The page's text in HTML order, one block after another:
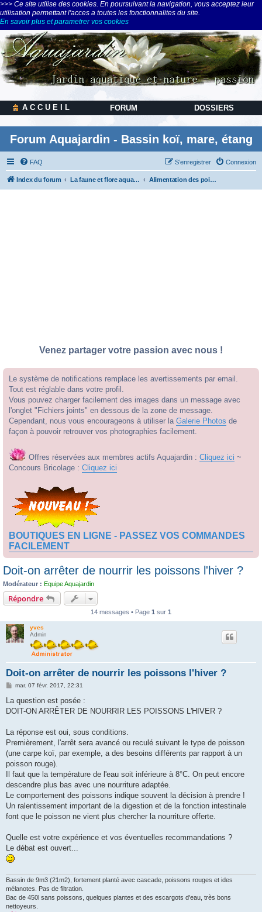
>>> Ce site utilise des cookies. En poursuivant la navigation, vous acceptez leur
utilisation permettant l'acces a toutes les fonctionnalites du site.
En savoir plus et parametrer vos cookies
A C C U E I L FORUM DOSSIERS
Forum Aquajardin - Bassin koï, mare, étang
FAQ Connexion
S’enregistrer
Index du forum La faune et flore aquatiques, la nature Alimentation des poissons
Venez partager votre passion avec nous !
Le système de notifications remplace les avertissements par email.
Tout est réglable dans votre profil.
Vous pouvez charger facilement des images dans un message avec
l'onglet "Fichiers joints" en dessous de la zone de message.
Cependant, nous vous encourageons à utiliser la Galerie Photos de
façon à pouvoir retrouver vos photographies facilement.
Offres réservées aux membres actifs Aquajardin : Cliquez ici ~
Concours Bricolage : Cliquez ici
BOUTIQUES EN LIGNE - PASSEZ VOS COMMANDES
FACILEMENT
Doit-on arrêter de nourrir les poissons l'hiver ?
Modérateur : Equipe Aquajardin
Répondre
14 messages • Page 1 sur 1
yves
Admin
Doit-on arrêter de nourrir les poissons l'hiver ?
M
s
a
mar. 07 févr. 2017, 22:31
La question est posée :
DOIT-ON ARRÊTER DE NOURRIR LES POISSONS L'HIVER ?
La réponse est oui, sous conditions.
Premièrement, l'arrêt sera avancé ou reculé suivant le type de poisson
(une carpe koï, par exemple, a des besoins différents par rapport à un
poisson rouge).
Il faut que la température de l'eau soit inférieure à 8°C. On peut encore
descendre plus bas avec une nourriture adaptée.
Le comportement des poissons indique souvent la décision à prendre !
Un ralentissement important de la digestion et de la fonction intestinale
font que le poisson ne vient plus chercher la nourriture offerte.
Quelle est votre expérience et vos éventuelles recommandations ?
Le débat est ouvert...
Bassin de 9m3 (21m2), fortement planté avec cascade, poissons rouges et ides
mélanotes. Pas de filtration.
Bac de 450l sans poissons, quelques plantes et des escargots d'eau, très bons
nettoyeurs.